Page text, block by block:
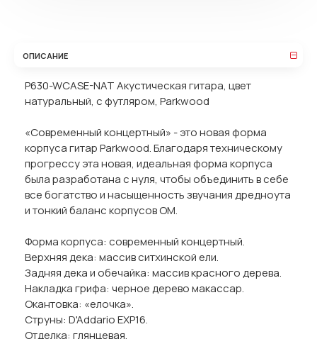
ОПИСАНИЕ
P630-WCASE-NAT Акустическая гитара, цвет
натуральный, с футляром, Parkwood
«Современный концертный» - это новая форма
корпуса гитар Parkwood. Благодаря техническому
прогрессу эта новая, идеальная форма корпуса
была разработана с нуля, чтобы объединить в себе
все богатство и насыщенность звучания дредноута
и тонкий баланс корпусов OM.
Форма корпуса: современный концертный.
Верхняя дека: массив ситхинской ели.
Задняя дека и обечайка: массив красного дерева.
Накладка грифа: черное дерево макассар.
Окантовка: «елочка».
Струны: D'Addario EXP16.
Отделка: глянцевая.